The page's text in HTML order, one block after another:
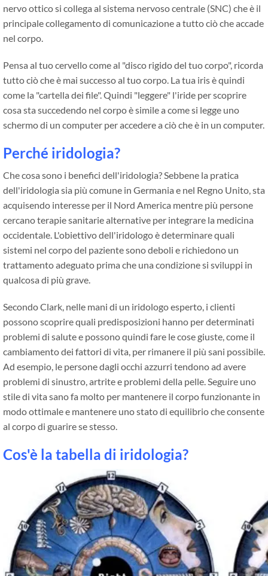
nervo ottico si collega al sistema nervoso centrale (SNC) che è il
principale collegamento di comunicazione a tutto ciò che accade
nel corpo.
Pensa al tuo cervello come al "disco rigido del tuo corpo", ricorda
tutto ciò che è mai successo al tuo corpo. La tua iris è quindi
come la "cartella dei file". Quindi "leggere" l'iride per scoprire
cosa sta succedendo nel corpo è simile a come si legge uno
schermo di un computer per accedere a ciò che è in un computer.
Perché iridologia?
Che cosa sono i benefici dell'iridologia? Sebbene la pratica
dell'iridologia sia più comune in Germania e nel Regno Unito, sta
acquisendo interesse per il Nord America mentre più persone
cercano terapie sanitarie alternative per integrare la medicina
occidentale. L'obiettivo dell'iridologo è determinare quali
sistemi nel corpo del paziente sono deboli e richiedono un
trattamento adeguato prima che una condizione si sviluppi in
qualcosa di più grave.
Secondo Clark, nelle mani di un iridologo esperto, i clienti
possono scoprire quali predisposizioni hanno per determinati
problemi di salute e possono quindi fare le cose giuste, come il
cambiamento dei fattori di vita, per rimanere il più sani possibile.
Ad esempio, le persone dagli occhi azzurri tendono ad avere
problemi di sinustro, artrite e problemi della pelle. Seguire uno
stile di vita sano fa molto per mantenere il corpo funzionante in
modo ottimale e mantenere uno stato di equilibrio che consente
al corpo di guarire se stesso.
Cos'è la tabella di iridologia?